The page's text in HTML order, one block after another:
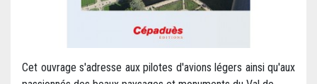
Cet ouvrage s'adresse aux pilotes d'avions légers ainsi qu'aux